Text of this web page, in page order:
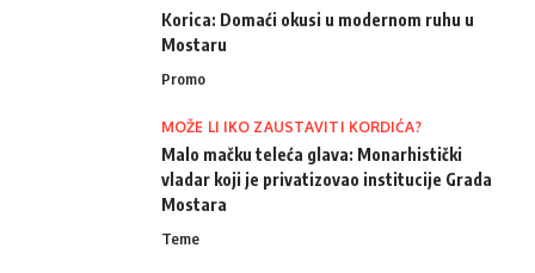
Korica: Domaći okusi u modernom ruhu u
Mostaru
Promo
MOŽE LI IKO ZAUSTAVITI KORDIĆA?
Malo mačku teleća glava: Monarhistički
vladar koji je privatizovao institucije Grada
Mostara
Teme